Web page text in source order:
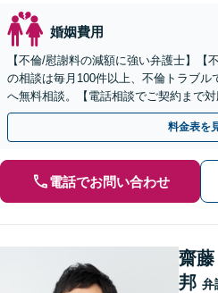
婚姻費用
【不倫/慰謝料の減額に強い弁護士】【
の相談は毎月100件以上、不倫トラブル
へ無料相談。【電話相談でご契約まで
料金表を
電話でお問い合わせ
齋
邦 弁